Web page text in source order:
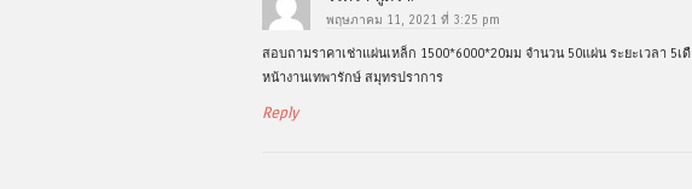
พฤษภาคม 11, 2021 ที่ 3:25 pm
สอบถามราคาเช่าแผ่นเหล็ก 1500*6000*20มม จำนวน 50แผ่น ระยะเวลา 5เ
หน้างานเทพารักษ์ สมุทรปราการ
Reply